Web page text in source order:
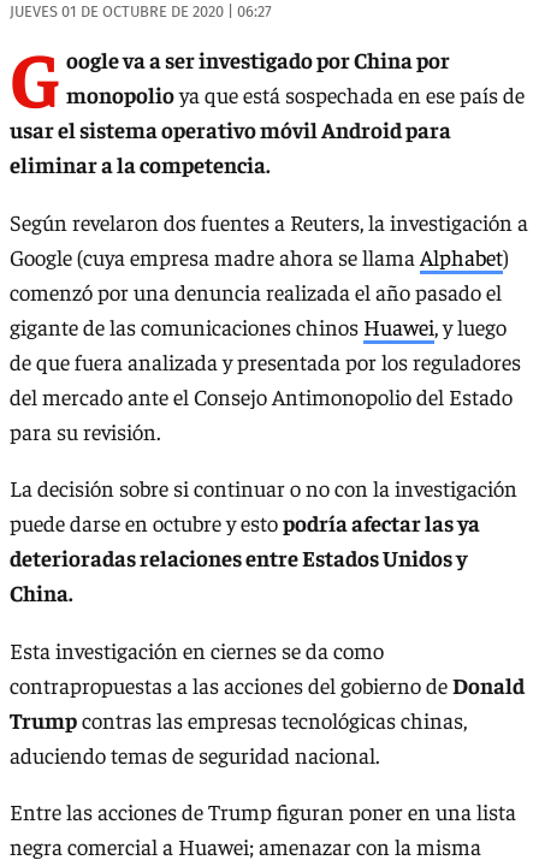
JUEVES 01 DE OCTUBRE DE 2020 | 06:27
G oogle va a ser investigado por China por
monopolioya que está sospechada en ese país de
usar el sistema operativo móvil Android para
eliminar a la competencia.
Según revelaron dos fuentes a Reuters, la investigación a
Google (cuya empresa madre ahora se llama Alphabet)
comenzó por una denuncia realizada el año pasado el
gigante de las comunicaciones chinos Huawei, y luego
de que fuera analizada y presentada por los reguladores
del mercado ante el Consejo Antimonopolio del Estado
para su revisión.
La decisión sobre si continuar o no con la investigación
puede darse en octubre y estopodría afectar las ya
deterioradas relaciones entre Estados Unidos y
China.
Esta investigación en ciernes se da como
contrapropuestas a las acciones del gobierno deDonald
Trumpcontras las empresas tecnológicas chinas,
aduciendo temas de seguridad nacional.
Entre las acciones de Trump figuran poner en una lista
negra comercial a Huawei; amenazar con la misma